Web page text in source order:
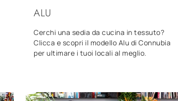
ALU
Cerchi una sedia da cucina in tessuto?
Clicca e scopri il modello Alu di Connubia
per ultimare i tuoi locali al meglio.